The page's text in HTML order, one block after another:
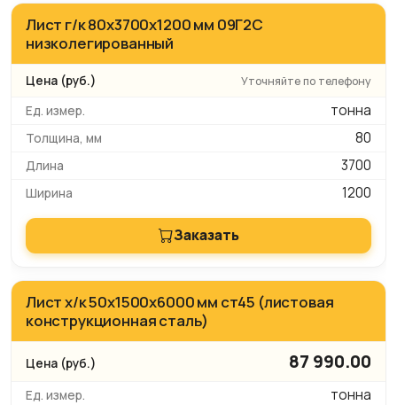
Лист г/к 80х3700х1200 мм 09Г2С
низколегированный
Уточняйте по телефону
тонна
80
3700
1200
Заказать
Лист х/к 50х1500х6000 мм ст45 (листовая
конструкционная сталь)
87 990.00
тонна